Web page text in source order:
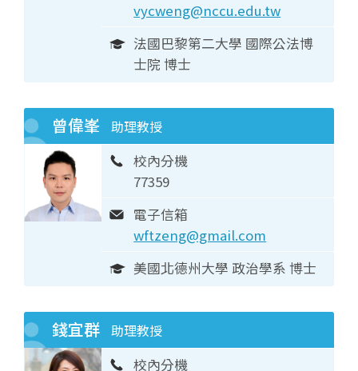
vycweng@nccu.edu.tw
法國巴黎第二大學 國際公法博
士院 博士
曾偉峯 助理教授
校內分機
77359
電子信箱
wftzeng@gmail.com
美國北德州大學 政治學系 博士
錢宜群 助理教授
校內分機